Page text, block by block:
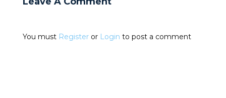
You must Register or Login to post a comment